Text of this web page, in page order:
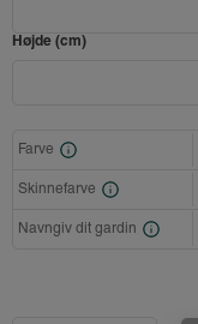
Højde (cm)
Farve
Skinnefarve
Navngiv dit gardin